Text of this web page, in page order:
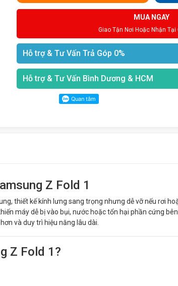
MUA NGAY
Giao Tận Nơi Hoặc Nhận Tại
Hỗ trợ & Tư Vấn Trả Góp 0%
Hỗ trợ & Tư Vấn Bình Dương & HCM
Z Fold 1
thiết kế kính lưng sang trọng nhưng dễ vỡ nếu rơi
máy dễ bị vào bụi, nước hoặc tổn hại phần cứng bên
và duy trì hiệu năng lâu dài.
Z Fold 1?